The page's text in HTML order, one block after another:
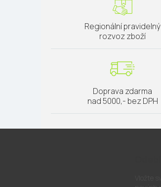
Regionální pravidelný
rozvoz zboží
Doprava zdarma
nad 5000,- bez DPH